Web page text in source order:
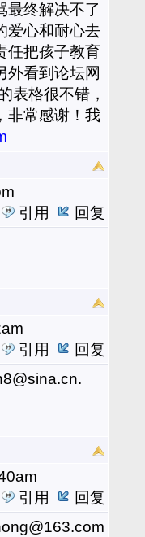
最终解决不了
爱心和耐心去
任把孩子教育
外看到论坛网
表格很不错，
非常感谢！我
引用
回复
引用
回复
引用
回复